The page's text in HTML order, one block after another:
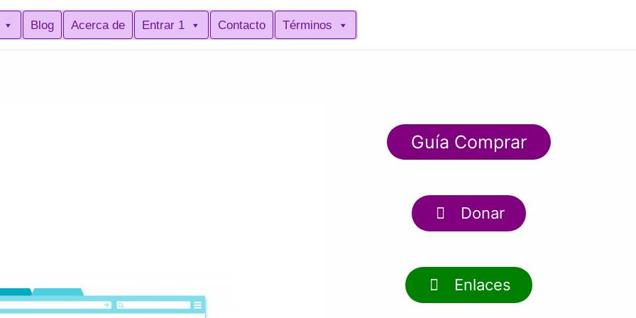
Blog Acerca de Entrar 1 Contacto Términos
Guía Comprar
Donar
Enlaces